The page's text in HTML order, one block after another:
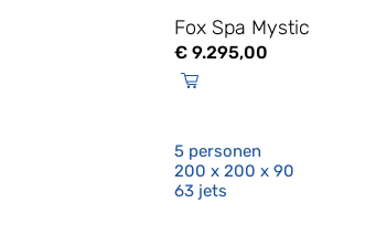
Fox Spa Mystic
€ 9.295,00
5 personen
200 x 200 x 90
63 jets